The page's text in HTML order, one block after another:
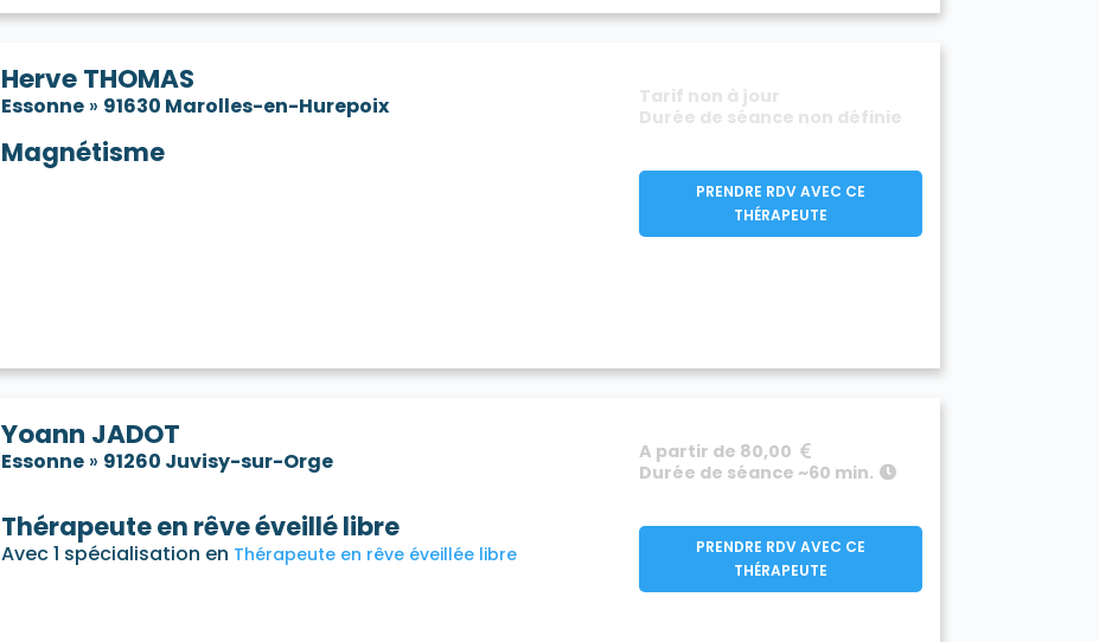
Herve THOMAS
Essonne » 91630 Marolles-en-Hurepoix
Magnétisme
Tarif non à jour
Durée de séance non définie
PRENDRE RDV AVEC CE
THÉRAPEUTE
Yoann JADOT
Essonne » 91260 Juvisy-sur-Orge
Thérapeute en rêve éveillé libre
Avec 1 spécialisation en Thérapeute en rêve éveillée libre
A partir de 80,00
Durée de séance ~60 min.
PRENDRE RDV AVEC CE
THÉRAPEUTE